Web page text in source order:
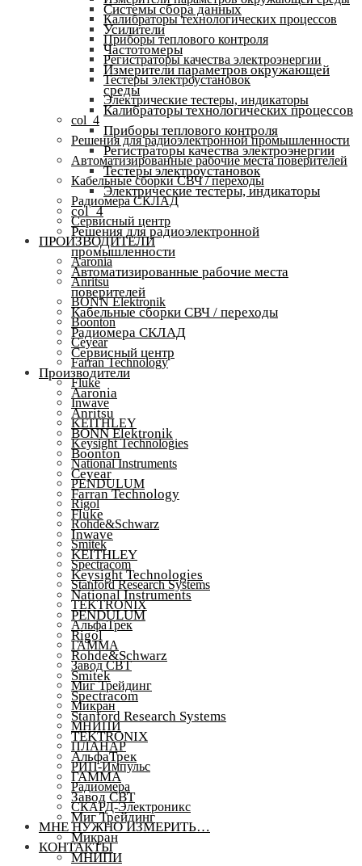
Калибраторы технологических процессов
Приборы теплового контроля
Регистраторы качества электроэнергии
Тестеры электроустановок
Электрические тестеры, индикаторы
col_4
Решения для радиоэлектронной промышленности
Автоматизированные рабочие места поверителей
Кабельные сборки СВЧ / переходы
Радиомера СКЛАД
Сервисный центр
ПРОИЗВОДИТЕЛИ
Aaronia
Anritsu
BONN Elektronik
Boonton
Ceyear
Farran Technology
Fluke
Inwave
KEITHLEY
Keysight Technologies
National Instruments
PENDULUM
Rigol
Rohde&Schwarz
Smitek
Spectracom
Stanford Research Systems
TEKTRONIX
АльфаТрек
ГАММА
Завод СВТ
Миг Трейдинг
Микран
МНИПИ
ПЛАНАР
РИП-Импульс
Радиомера
СКАРД-Электроникс
МНЕ НУЖНО ИЗМЕРИТЬ…
КОНТАКТЫ
Системы сбора данных
Усилители
Частотомеры
Измерители параметров окружающей
среды
Калибраторы технологических процессов
Приборы теплового контроля
Регистраторы качества электроэнергии
Тестеры электроустановок
Электрические тестеры, индикаторы
col_4
Решения для радиоэлектронной
промышленности
Автоматизированные рабочие места
поверителей
Кабельные сборки СВЧ / переходы
Радиомера СКЛАД
Сервисный центр
Производители
Aaronia
Anritsu
BONN Elektronik
Boonton
Ceyear
Farran Technology
Fluke
Inwave
KEITHLEY
Keysight Technologies
National Instruments
PENDULUM
Rigol
Rohde&Schwarz
Smitek
Spectracom
Stanford Research Systems
TEKTRONIX
АльфаТрек
ГАММА
Завод СВТ
Миг Трейдинг
Микран
МНИПИ